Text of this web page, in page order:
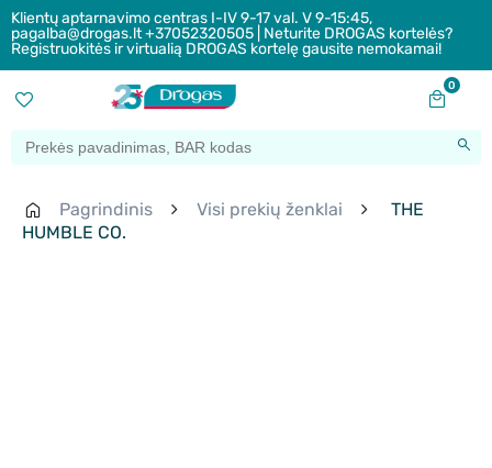
Klientų aptarnavimo centras I-IV 9-17 val. V 9-15:45,
pagalba@drogas.lt +37052320505 | Neturite DROGAS kortelės?
Registruokitės ir virtualią DROGAS kortelę gausite nemokamai!
0
Pagrindinis Visi prekių ženklai
THE
HUMBLE CO.